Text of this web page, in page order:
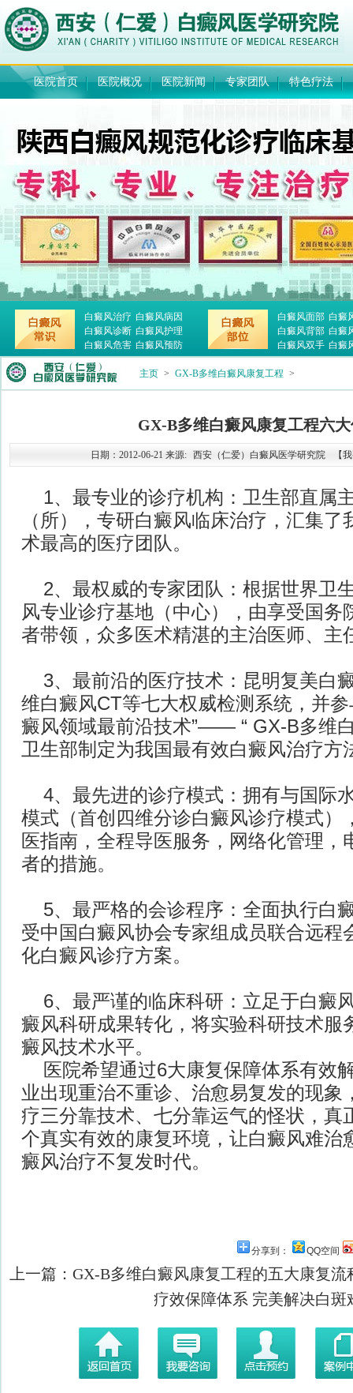
医院首页 医院概况 医院新闻 专家团队 特色疗法
白癜风治疗 白癜风病因
白癜风诊断 白癜风护理
白癜风危害 白癜风预防
白癜风面部 白癜
白癜风背部 白癜
白癜风双手 白癜
主页 > GX-B多维白癜风康复工程 >
GX-B多维白癜风康复工程六
日期：2012-06-21 来源: 西安（仁爱）白癜风医学研究院 【
1、最专业的诊疗机构：卫生部直属
（所），专研白癜风临床治疗，汇集
术最高的医疗团队。
2、最权威的专家团队：根据世界卫
风专业诊疗基地（中心），由享受国务
者带领，众多医术精湛的主治医师、主
3、最前沿的医疗技术：昆明复美白
维白癜风CT等七大权威检测系统，并
癜风领域最前沿技术”—— “ GX-B多维
卫生部制定为我国最有效白癜风治疗方
4、最先进的诊疗模式：拥有与国际
模式（首创四维分诊白癜风诊疗模式）
医指南，全程导医服务，网络化管理，
者的措施。
5、最严格的会诊程序：全面执行白
受中国白癜风协会专家组成员联合远程
化白癜风诊疗方案。
6、最严谨的临床科研：立足于白癜
癜风科研成果转化，将实验科研技术服
癜风技术水平。
医院希望通过6大康复保障体系有效
业出现重治不重诊、治愈易复发的现象
疗三分靠技术、七分靠运气的怪状，真
个真实有效的康复环境，让白癜风难治
癜风治疗不复发时代。
分享到： QQ空间
上一篇： GX-B多维白癜风康复工程的五大康复流
疗效保障体系 完美解决白斑